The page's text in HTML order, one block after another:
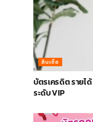
สินเชื่อ
บัตรเครดิต รายไ
ระดับ VIP